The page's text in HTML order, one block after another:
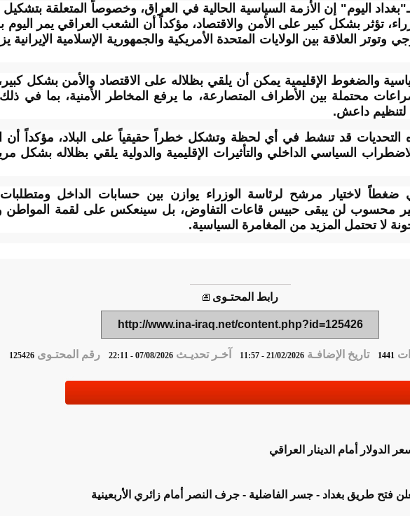
اليوم" إن الأزمة السياسية الحالية في العراق، وخصوصاً المتعلقة
تؤثر بشكل كبير على الأمن والاقتصاد، مؤكداً أن الشعب العراقي يمر
العلاقة بين الولايات المتحدة الأمريكية والجمهورية الإسلامية
والضغوط الإقليمية يمكن أن يلقي بظلاله على الاقتصاد والأمن بشكل
محتملة بين الأطراف المتصارعة، ما يرفع المخاطر الأمنية، بما في
لتنظيم داعش.
التحديات قد تنشط في أي لحظة وتشكل خطراً حقيقياً على البلاد، مؤكداً أن
السياسي الداخلي والتأثيرات الإقليمية والدولية يلقي بظلاله بشكل
ضغطاً لاختيار مرشح لرئاسة الوزراء يوازن بين حسابات الداخل ومتطلبات
محسوب لن يبقى حبيس قاعات التفاوض، بل سينعكس على لقمة المواطن
لا تحتمل المزيد من المغامرة السياسية.
رابط المحتـوى
http://www.ina-iraq.net/content.php?id=125426
1441 تاريخ الإضافـة21/02/2026 - 11:57 آخـر تحديـث07/08/2026 - 22:11 رقم المحتـوى125426
الدولار أمام الدينار العراقي
تعلن فتح طريق بغداد - جسر الفاضلية - جرف النصر أمام زائري الأربعينية